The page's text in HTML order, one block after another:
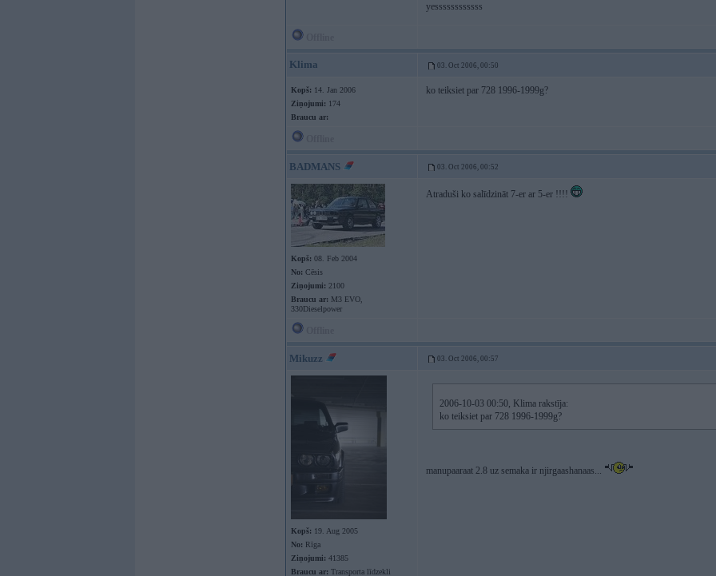
yessssssssssss
Klima 03. Oct 2006, 00:50
Kopš: 14. Jan 2006
Ziņojumi: 174
Braucu ar:
ko teiksiet par 728 1996-1999g?
BADMANS 03. Oct 2006, 00:52
Kopš: 08. Feb 2004
No: Cēsis
Ziņojumi: 2100
Braucu ar: M3 EVO,
330Dieselpower
Atraduši ko salīdzināt 7-er ar 5-er !!!!
Mikuzz 03. Oct 2006, 00:57
Kopš: 19. Aug 2005
No: Rīga
Ziņojumi: 41385
Braucu ar: Transporta līdzekli
2006-10-03 00:50, Klima rakstīja:
ko teiksiet par 728 1996-1999g?
manupaaraat 2.8 uz semaka ir njirgaashanaas...